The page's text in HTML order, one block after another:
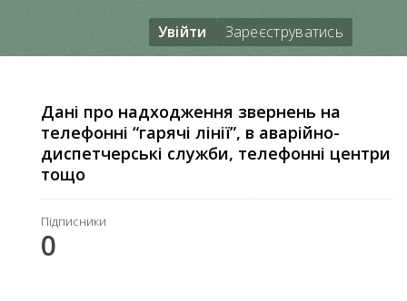
Увійти Зареєструватись
Дані про надходження звернень на
телефонні “гарячі лінії”, в аварійно-
диспетчерські служби, телефонні центри
тощо
Підписники
0